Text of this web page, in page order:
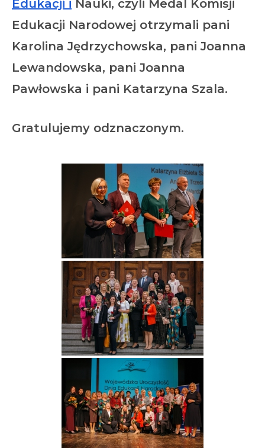
Edukacji i Nauki, czyli Medal Komisji
Edukacji Narodowej otrzymali pani
Karolina Jędrzychowska, pani Joanna
Lewandowska, pani Joanna
Pawłowska i pani Katarzyna Szala.
Gratulujemy odznaczonym.